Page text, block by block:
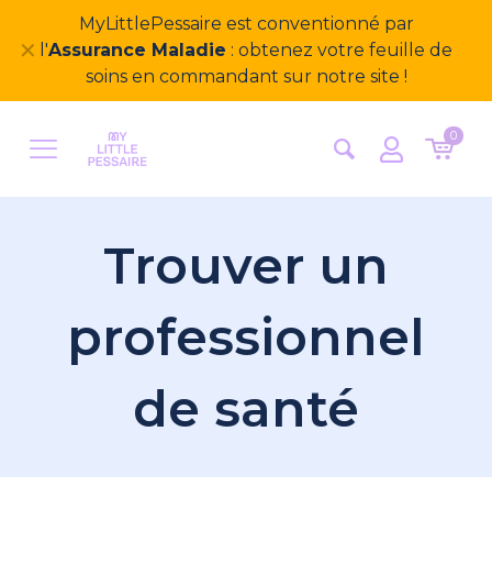
Bienvenue sur notre nouveau site
MyLittlePessaire ! Nous avons hâte d'avoir vos
retours
✕
0
Trouver un
professionnel
de santé